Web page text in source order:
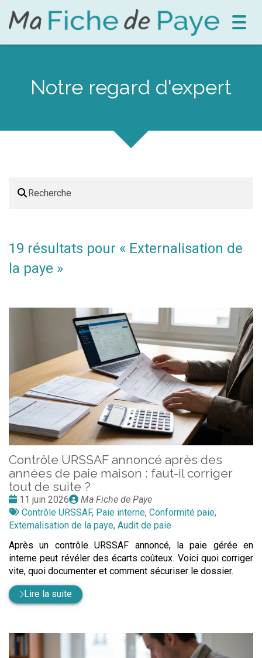
Notre regard d'expert
19 résultats pour « Externalisation de
la paye »
Contrôle URSSAF annoncé après des
années de paie maison : faut-il corriger
tout de suite ?
Date
:
11 juin 2026
Publié
par
Ma Fiche de Paye
Tags
:
Contrôle URSSAF, Paie interne, Conformité paie,
Externalisation de la paye, Audit de paie
Après un contrôle URSSAF annoncé, la paie gérée en
interne peut révéler des écarts coûteux. Voici quoi corriger
vite, quoi documenter et comment sécuriser le dossier.
Lire la suite